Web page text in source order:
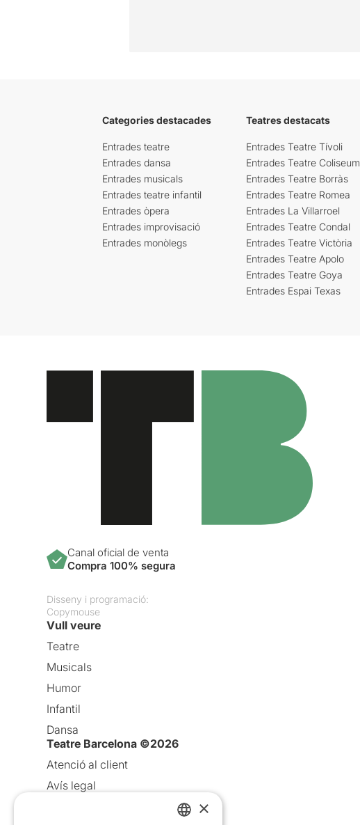
Categories destacades
Entrades teatre
Entrades dansa
Entrades musicals
Entrades teatre infantil
Entrades òpera
Entrades improvisació
Entrades monòlegs
Teatres destacats
Entrades Teatre Tívoli
Entrades Teatre Coliseum
Entrades Teatre Borràs
Entrades Teatre Romea
Entrades La Villarroel
Entrades Teatre Condal
Entrades Teatre Victòria
Entrades Teatre Apolo
Entrades Teatre Goya
Entrades Espai Texas
Canal oficial de venta
Compra 100% segura
Disseny i programació:
Copymouse
Vull veure
Teatre
Musicals
Humor
Infantil
Dansa
Teatre Barcelona ©2026
Atenció al client
Avís legal
×